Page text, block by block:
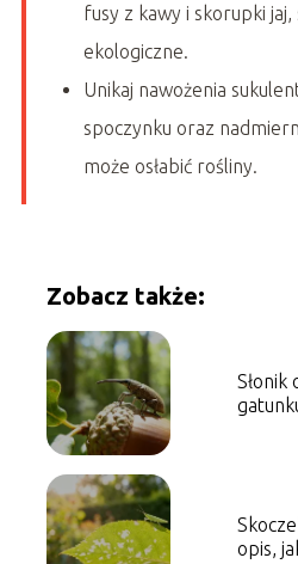
fusy z kawy i skorupki jaj,
ekologiczne.
Unikaj nawożenia
spoczynku oraz
może osłabić rośliny.
Zobacz także:
Słonik
opis,